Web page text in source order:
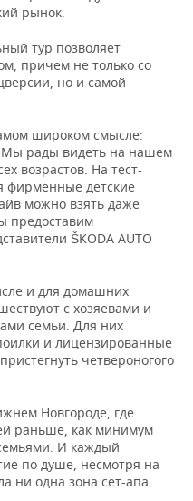
рынок.
тур позволяет
причем не только со
но и самой
широком смысле:
Мы рады видеть на нашем
возрастов. На тест-
фирменные детские
можно взять даже
предоставим
ŠKODA AUTO
и для домашних
с хозяевами и
семьи. Для них
и лицензированные
четвероногого
Новгороде, где
раньше, как минимум
И каждый
по душе, несмотря на
ни одна зона сет-апа.